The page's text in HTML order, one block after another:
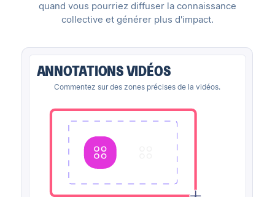
quand vous pourriez diffuser la connaissance
collective et générer plus d'impact.
ANNOTATIONS VIDÉOS
Commentez sur des zones précises de la vidéos.